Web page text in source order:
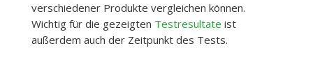
verschiedener Produkte vergleichen können.
Wichtig für die gezeigten Testresultate ist
außerdem auch der Zeitpunkt des Tests.